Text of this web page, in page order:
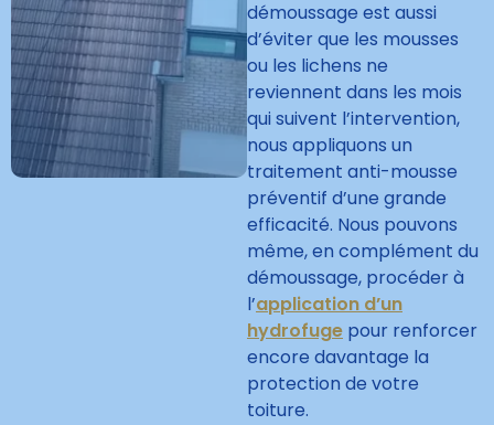
démoussage est aussi
d’éviter que les mousses
ou les lichens ne
reviennent dans les mois
qui suivent l’intervention,
nous appliquons un
traitement anti-mousse
préventif d’une grande
efficacité. Nous pouvons
même, en complément du
démoussage, procéder à
l’application d’un
hydrofuge pour renforcer
encore davantage la
protection de votre
toiture.